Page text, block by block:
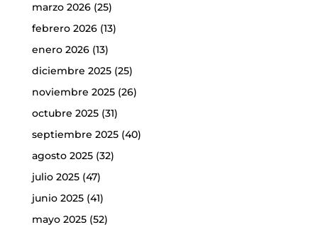
marzo 2026(25)
febrero 2026(13)
enero 2026(13)
diciembre 2025(25)
noviembre 2025(26)
octubre 2025(31)
septiembre 2025(40)
agosto 2025(32)
julio 2025(47)
junio 2025(41)
mayo 2025(52)